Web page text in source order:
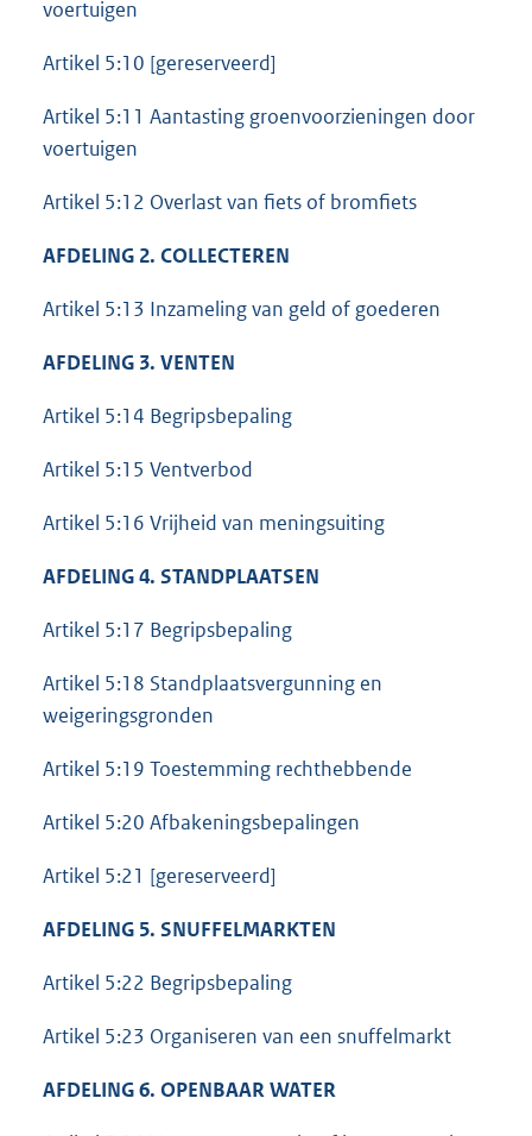
voertuigen
Artikel 5:10 [gereserveerd]
Artikel 5:11 Aantasting groenvoorzieningen door
voertuigen
Artikel 5:12 Overlast van fiets of bromfiets
AFDELING 2. COLLECTEREN
Artikel 5:13 Inzameling van geld of goederen
AFDELING 3. VENTEN
Artikel 5:14 Begripsbepaling
Artikel 5:15 Ventverbod
Artikel 5:16 Vrijheid van meningsuiting
AFDELING 4. STANDPLAATSEN
Artikel 5:17 Begripsbepaling
Artikel 5:18 Standplaatsvergunning en
weigeringsgronden
Artikel 5:19 Toestemming rechthebbende
Artikel 5:20 Afbakeningsbepalingen
Artikel 5:21 [gereserveerd]
AFDELING 5. SNUFFELMARKTEN
Artikel 5:22 Begripsbepaling
Artikel 5:23 Organiseren van een snuffelmarkt
AFDELING 6. OPENBAAR WATER